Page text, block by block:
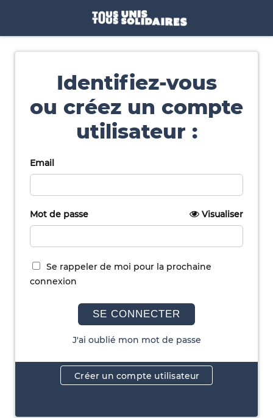
Identifiez-vous
ou créez un compte
utilisateur :
Email
Mot de passe Visualiser
Se rappeler de moi pour la prochaine
connexion
SE CONNECTER
J'ai oublié mon mot de passe
Créer un compte utilisateur